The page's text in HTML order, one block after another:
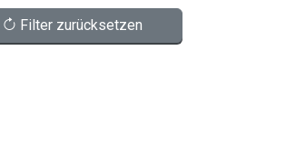
Filter zurücksetzen